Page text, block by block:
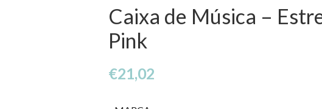
Caixa de Música –
Pink
€21,02